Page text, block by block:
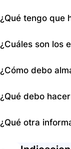
precaución
¿Qué tengo que
esperar y aplicar
¿Cuáles son los
picazón o ardor
¿Cómo debo
Consultar al
¿Qué debo
de emergencia
¿Qué otra